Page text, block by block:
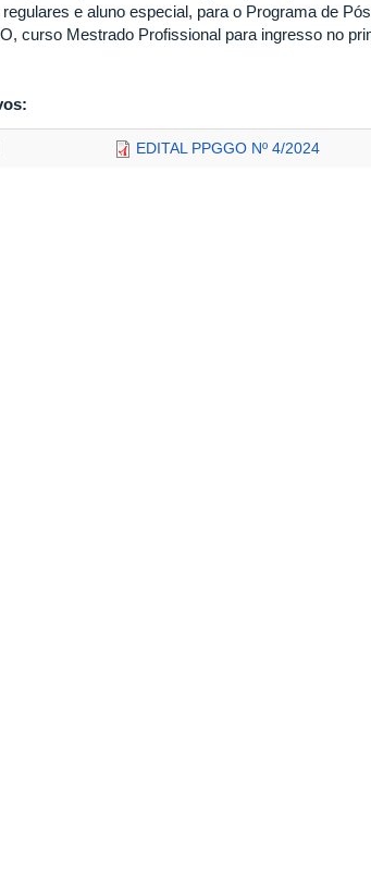
e aluno especial, para o Programa de
curso Mestrado Profissional para ingresso no
EDITAL PPGGO Nº 4/2024